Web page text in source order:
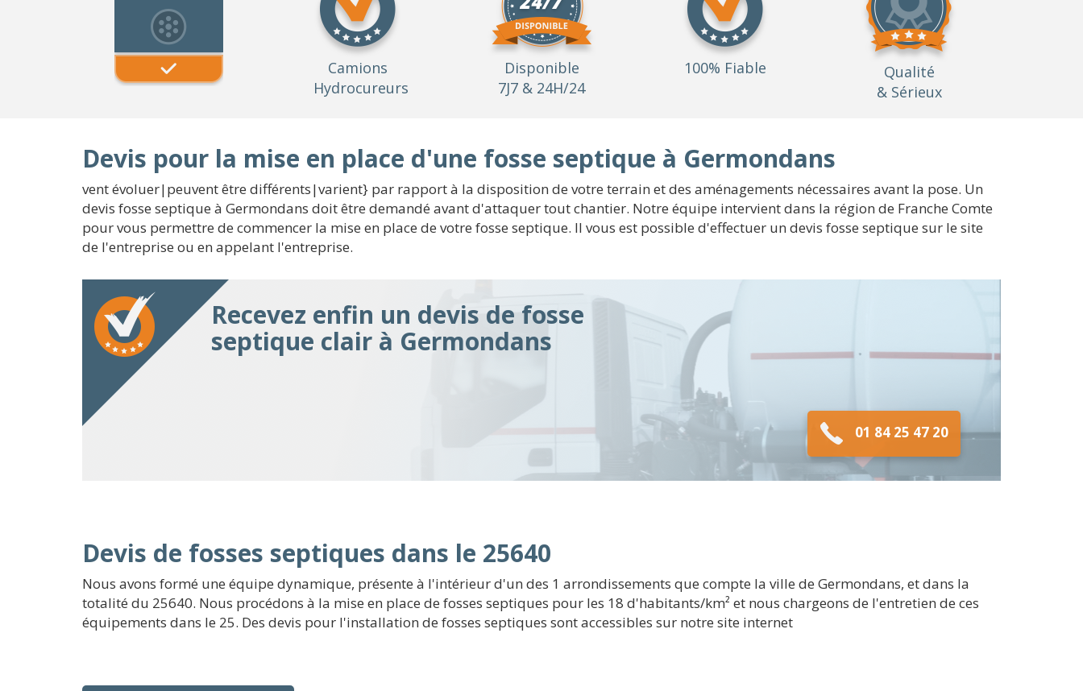
Camions
Hydrocureurs
Disponible
7J7 & 24H/24
100% Fiable
Qualité
& Sérieux
Devis pour la mise en place d'une fosse septique à Germondans
vent évoluer|peuvent être différents|varient} par rapport à la disposition de votre terrain et des aménagements nécessaires avant la pose. Un
devis fosse septique à Germondans doit être demandé avant d'attaquer tout chantier. Notre équipe intervient dans la région de Franche Comte
pour vous permettre de commencer la mise en place de votre fosse septique. Il vous est possible d'effectuer un devis fosse septique sur le site
de l'entreprise ou en appelant l'entreprise.
Recevez enfin un devis de fosse
septique clair à Germondans
01 84 25 47 20
Devis de fosses septiques dans le 25640
Nous avons formé une équipe dynamique, présente à l'intérieur d'un des 1 arrondissements que compte la ville de Germondans, et dans la
totalité du 25640. Nous procédons à la mise en place de fosses septiques pour les 18 d'habitants/km² et nous chargeons de l'entretien de ces
équipements dans le 25. Des devis pour l'installation de fosses septiques sont accessibles sur notre site internet